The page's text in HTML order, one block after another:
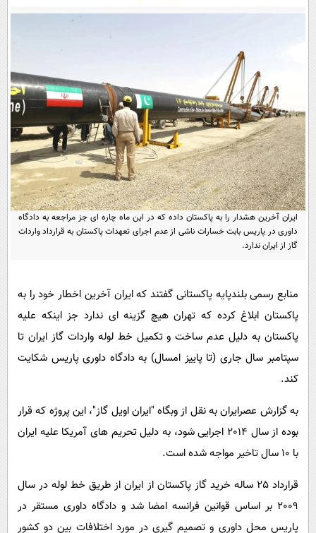
حوادث
محیط زیست
سفر و تفریح
بین الملل
علمی
اخبار کریپتو
قرآن
گوناگون
سرگرمی
باشگاه مغز
مجله تصویری سلاح
فیلم
اقتصاد
ورزش
سیاست
سرگرمی
گوناگون
حوادث
محیط زیست
عصر ایران 2
خواندنی ها و دیدنی ها
داستان کوتاه
پیامک
دانلود
آموزش زبان
ایران آخرین هشدار را به پاکستان داده که در این ماه چاره ای جز مراجعه به دادگاه
داوری در پاریس بابت خسارات ناشی از عدم اجرای تعهدات پاکستان به قرارداد واردات
گاز از ایران ندارد.
منابع رسمی بلندپایه پاکستانی گفتند که ایران آخرین اخطار خود را به
پاکستان ابلاغ کرده که تهران هیچ گزینه ای ندارد جز اینکه علیه
پاکستان به دلیل عدم ساخت و تکمیل خط لوله واردات گاز ایران تا
سپتامبر سال جاری (تا پاییز امسال) به دادگاه داوری پاریس شکایت
کند.
به گزارش عصرایران به نقل از وبگاه "ایران اویل گاز"، این پروژه که قرار
بوده از سال 2014 اجرایی شود، به دلیل تحریم های آمریکا علیه ایران
با 10 سال تاخیر مواجه شده است.
قرارداد 25 ساله خرید گاز پاکستان از ایران از طریق خط لوله در سال
2009 بر اساس قوانین فرانسه امضا شد و دادگاه داوری مستقر در
پاریس محل داوری و تصمیم گیری در مورد اختلافات بین دو کشور